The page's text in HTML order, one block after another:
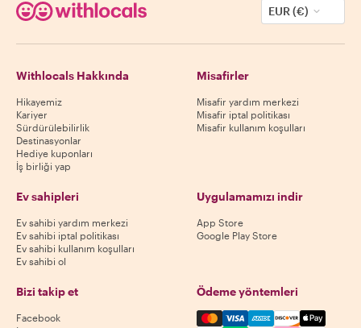
EUR (€)
Withlocals Hakkında
Hikayemiz
Kariyer
Sürdürülebilirlik
Destinasyonlar
Hediye kuponları
İş birliği yap
Misafirler
Misafir yardım merkezi
Misafir iptal politikası
Misafir kullanım koşulları
Ev sahipleri
Ev sahibi yardım merkezi
Ev sahibi iptal politikası
Ev sahibi kullanım koşulları
Ev sahibi ol
Uygulamamızı indir
App Store
Google Play Store
Bizi takip et
Facebook
Ödeme yöntemleri
Mastercard, Visa, Amex,